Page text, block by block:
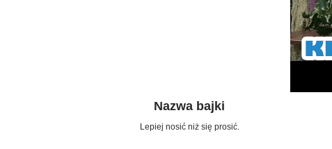
Nazwa bajki
Lepiej nosić niż się prosić.